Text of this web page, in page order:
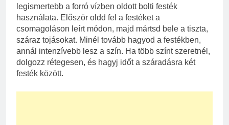
legismertebb a forró vízben oldott bolti festék
használata. Először oldd fel a festéket a
csomagoláson leírt módon, majd mártsd bele a tiszta,
száraz tojásokat. Minél tovább hagyod a festékben,
annál intenzívebb lesz a szín. Ha több színt szeretnél,
dolgozz rétegesen, és hagyj időt a száradásra két
festék között.